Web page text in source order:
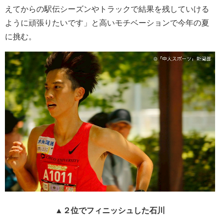
えてからの駅伝シーズンやトラックで結果を残していける
ように頑張りたいです」と高いモチベーションで今年の夏
に挑む。
▲２位でフィニッシュした石川